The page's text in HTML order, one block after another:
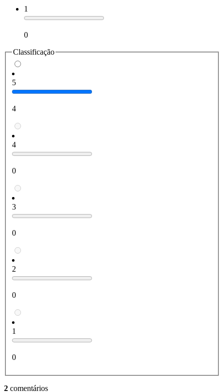
1
0
Classificação
5
4
4
0
3
0
2
0
1
0
2 comentários